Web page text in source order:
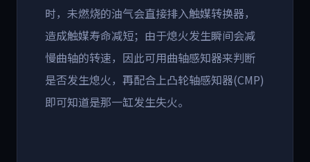
时，未燃烧的油气会直接排入触媒转换器，
造成触媒寿命减短；由于熄火发生瞬间会减
慢曲轴的转速，因此可用曲轴感知器来判断
是否发生熄火，再配合上凸轮轴感知器(CMP)
即可知道是那一缸发生失火。